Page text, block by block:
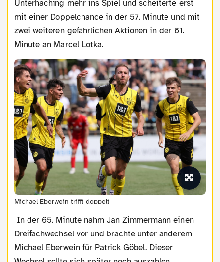
Unterhaching mehr ins Spiel und scheiterte erst
mit einer Doppelchance in der 57. Minute und mit
zwei weiteren gefährlichen Aktionen in der 61.
Minute an Marcel Lotka.
Michael Eberwein trifft doppelt
In der 65. Minute nahm Jan Zimmermann einen
Dreifachwechsel vor und brachte unter anderem
Michael Eberwein für Patrick Göbel. Dieser